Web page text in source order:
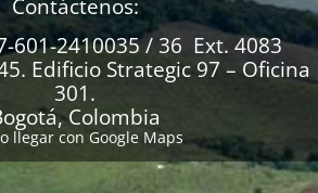
Contáctenos:
601-2410035 / 36 Ext. 4083
Edificio Strategic 97 – Oficina
301.
Colombia
llegar con Google Maps